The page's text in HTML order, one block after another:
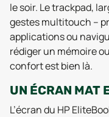
le soir. Le trackpad,
gestes multitouch –
applications ou
rédiger un mémoire
confort est bien là.
UN ÉCRAN MAT
L’écran du HP